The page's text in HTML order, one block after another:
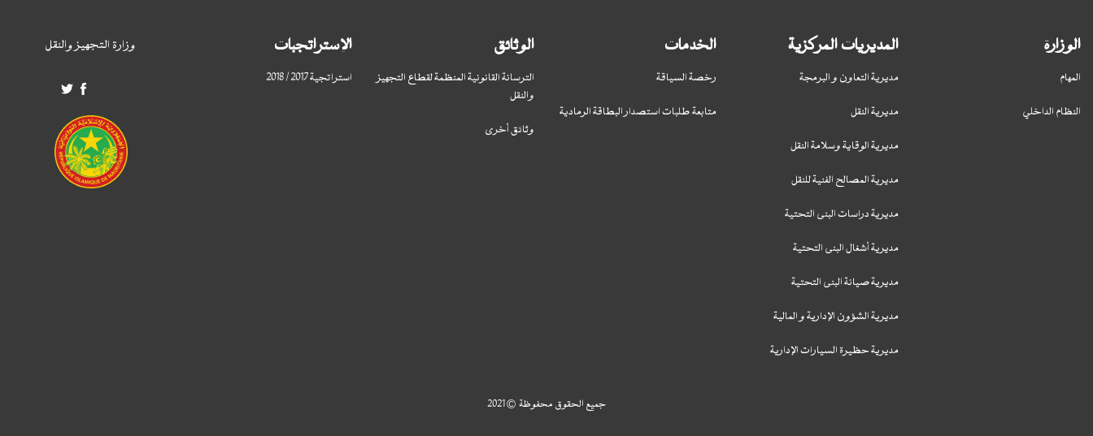
وزارة التجهيز والنقل الإستراتجبات
استراتجية 2017 / 2018
الوثائق
الترسانة القانونية المنظمة لقطاع التجهيز
والنقل
وثائق أخرى
الخدمات
رخصة السياقة
متابعة طلبات استصدار البطاقة الرمادية
المديريات المركزية
مديرية التعاون و البرمجة
مديرية النقل
مديرية الوقاية وسلامة النقل
مديرية المصالح الفنية للنقل
مديرية دراسات البنى التحتية
مديرية أشغال البنى التحتية
مديرية صيانة البنى التحتية
مديرية الشؤون الإدارية و المالية
مديرية حظيرة السيارات الإدارية
الوزارة
المهام
النظام الداخلي
جميع الحقوق محفوظة © 2021